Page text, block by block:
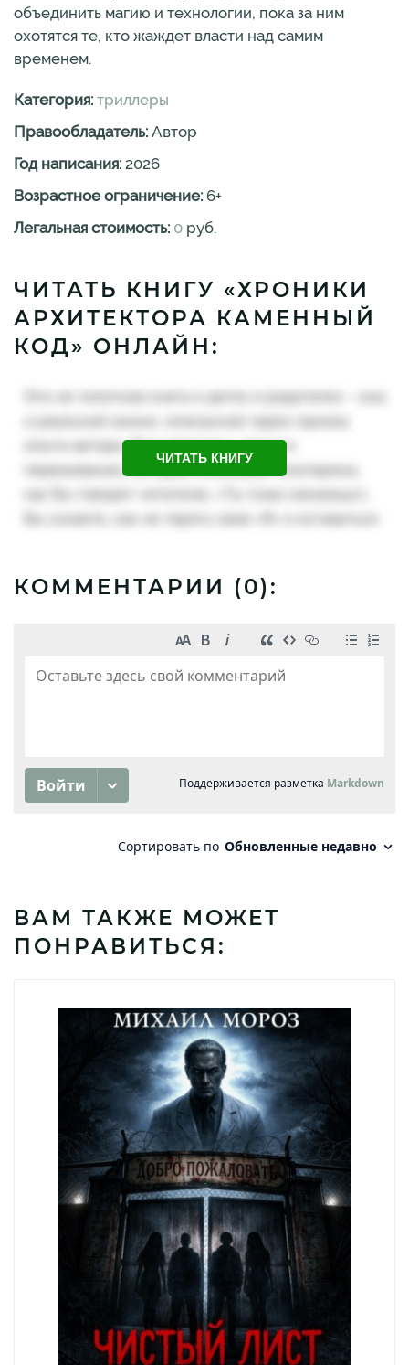
объединить магию и технологии, пока за ним
охотятся те, кто жаждет власти над самим
временем.
Категория: триллеры
Правообладатель: Автор
Год написания: 2026
Возрастное ограничение: 6+
Легальная стоимость: 0 руб.
ЧИТАТЬ КНИГУ «ХРОНИКИ
АРХИТЕКТОРА КАМЕННЫЙ
КОД» ОНЛАЙН:
ЧИТАТЬ КНИГУ
КОММЕНТАРИИ (0):
ВАМ ТАКЖЕ МОЖЕТ
ПОНРАВИТЬСЯ: